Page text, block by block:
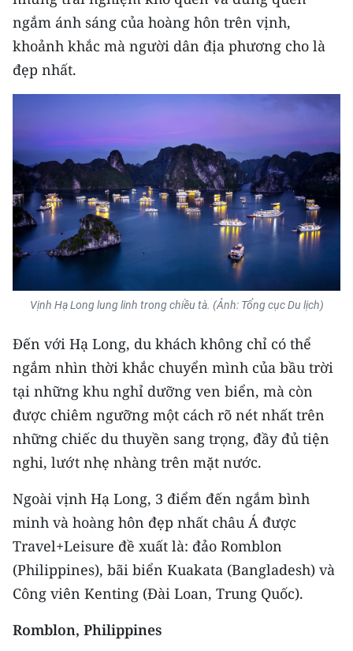
Media Kinh tế
Media Văn hóa
Media Du lịch
Media Thế giới
Media Thể thao
Media Giáo dục
Media Y tế
Media Khoa học - Công nghệ
Media Môi trường
Ảnh
Infographic
TIN MỚI
TIN ĐỊA PHƯƠNG
Trung du và miền núi phía Bắc
Đồng bằng sông Hồng
Bắc Trung Bộ
ngắm ánh sáng của hoàng hôn trên vịnh,
khoảnh khắc mà người dân địa phương cho là
đẹp nhất.
Vịnh Hạ Long lung linh trong chiều tà. (Ảnh: Tổng cục Du lịch)
Đến với Hạ Long, du khách không chỉ có thể
ngắm nhìn thời khắc chuyển mình của bầu trời
tại những khu nghỉ dưỡng ven biển, mà còn
được chiêm ngưỡng một cách rõ nét nhất trên
những chiếc du thuyền sang trọng, đầy đủ tiện
nghi, lướt nhẹ nhàng trên mặt nước.
Ngoài vịnh Hạ Long, 3 điểm đến ngắm bình
minh và hoàng hôn đẹp nhất châu Á được
Travel+Leisure đề xuất là: đảo Romblon
(Philippines), bãi biển Kuakata (Bangladesh) và
Công viên Kenting (Đài Loan, Trung Quốc).
Romblon, Philippines